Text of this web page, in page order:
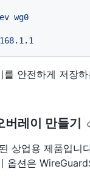
wg0
를 안전하게 저장
레이 만들기
상업용 제품입니
옵션은